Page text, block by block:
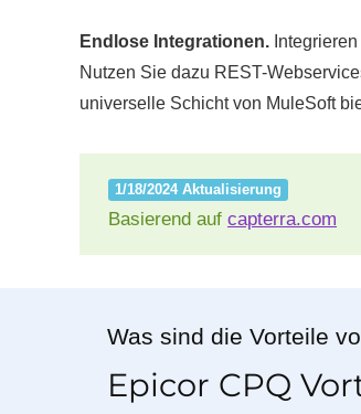
Endlose Integrationen.
Nutzen Sie dazu REST-
universelle Schicht von MuleSoft
1/18/2024 Aktualisierung
Basierend auf capterra.com
Was sind die Vorteile
Epicor CPQ